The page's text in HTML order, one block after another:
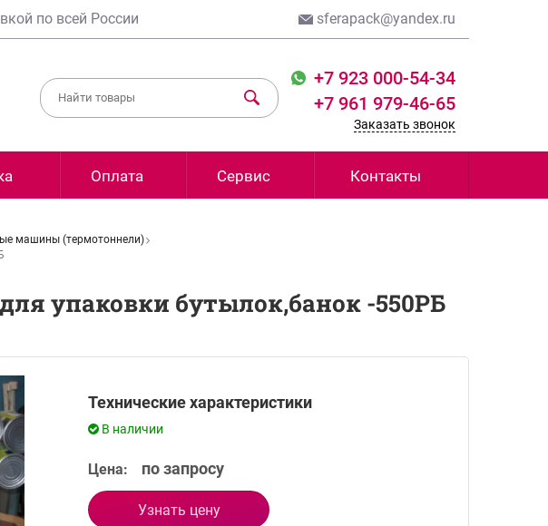
по всей России sferapack@yandex.ru
+7 923 000-54-34
+7 961 979-46-65
Заказать звонок
Оплата Сервис Контакты
машины (термотоннели)
упаковки бутылок,банок -550РБ
Технические характеристики
В наличии
Цена: по запросу
Узнать цену